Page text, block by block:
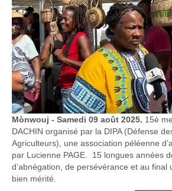
Mònwouj - Samedi 09 août 2025. 15è
DACHIN organisé par la DIPA (Défense
Agriculteurs), une association péléenne
par Lucienne PAGE. 15 longues années
d’abnégation, de persévérance et au final
bien mérité.